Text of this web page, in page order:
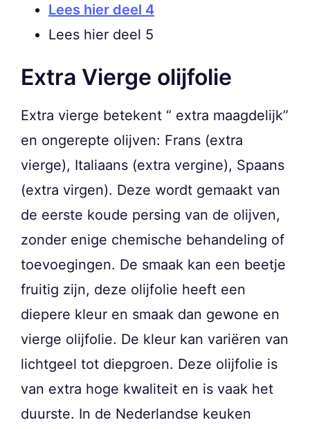
Lees hier deel 4
Lees hier deel 5
Extra Vierge olijfolie
Extra vierge betekent “ extra maagdelijk”
en ongerepte olijven: Frans (extra
vierge), Italiaans (extra vergine), Spaans
(extra virgen). Deze wordt gemaakt van
de eerste koude persing van de olijven,
zonder enige chemische behandeling of
toevoegingen. De smaak kan een beetje
fruitig zijn, deze olijfolie heeft een
diepere kleur en smaak dan gewone en
vierge olijfolie. De kleur kan variëren van
lichtgeel tot diepgroen. Deze olijfolie is
van extra hoge kwaliteit en is vaak het
duurste. In de Nederlandse keuken